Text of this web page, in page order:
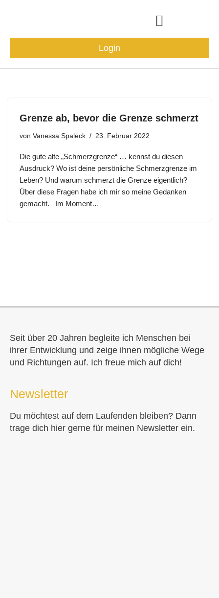
Inhalt
Login
Grenze ab, bevor die Grenze schmerzt
von Vanessa Spaleck 23. Februar 2022
Die gute alte „Schmerzgrenze“ … kennst du diesen
Ausdruck? Wo ist deine persönliche Schmerzgrenze im
Leben? Und warum schmerzt die Grenze eigentlich?
Über diese Fragen habe ich mir so meine Gedanken
gemacht. Im Moment…
Seit über 20 Jahren begleite ich Menschen bei
ihrer Entwicklung und zeige ihnen mögliche Wege
und Richtungen auf. Ich freue mich auf dich!
Newsletter
Du möchtest auf dem Laufenden bleiben? Dann
trage dich hier gerne für meinen Newsletter ein.